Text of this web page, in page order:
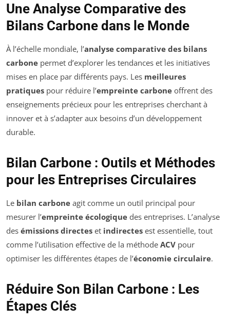
Une Analyse Comparative des
Bilans Carbone dans le Monde
À l’échelle mondiale, l’analyse comparative des bilans
carbone permet d’explorer les tendances et les initiatives
mises en place par différents pays. Les meilleures
pratiques pour réduire l’empreinte carbone offrent des
enseignements précieux pour les entreprises cherchant à
innover et à s’adapter aux besoins d’un développement
durable.
Bilan Carbone : Outils et Méthodes
pour les Entreprises Circulaires
Le bilan carbone agit comme un outil principal pour
mesurer l’empreinte écologique des entreprises. L’analyse
des émissions directes et indirectes est essentielle, tout
comme l’utilisation effective de la méthode ACV pour
optimiser les différentes étapes de l’économie circulaire.
Réduire Son Bilan Carbone : Les
Étapes Clés